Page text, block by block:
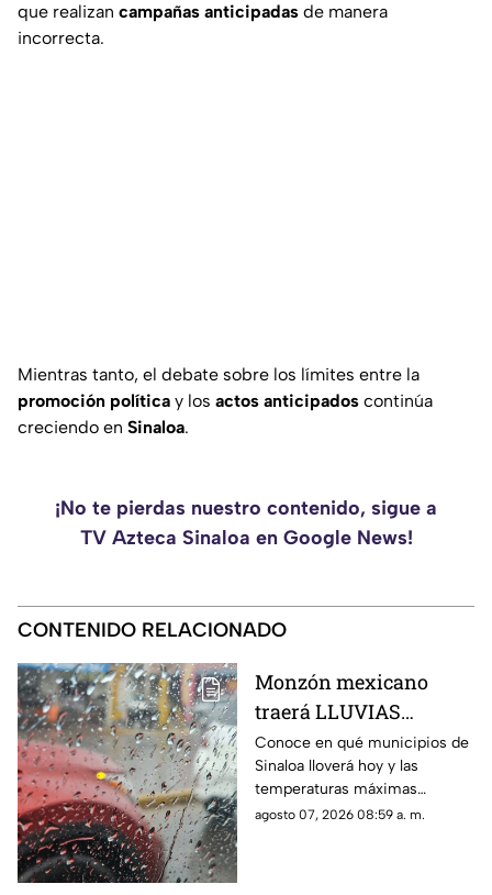
que realizan campañas anticipadas de manera
incorrecta.
Mientras tanto, el debate sobre los límites entre la
promoción política y los actos anticipados continúa
creciendo en Sinaloa.
¡No te pierdas nuestro contenido, sigue a
TV Azteca Sinaloa en Google News!
CONTENIDO RELACIONADO
Monzón mexicano
traerá LLUVIAS
FUERTES para Sinaloa
HOY: conoce en qué
municipios
Conoce en qué municipios de
Sinaloa lloverá hoy y las
temperaturas máximas
esperadas: este es el
agosto 07, 2026 08:59 a. m.